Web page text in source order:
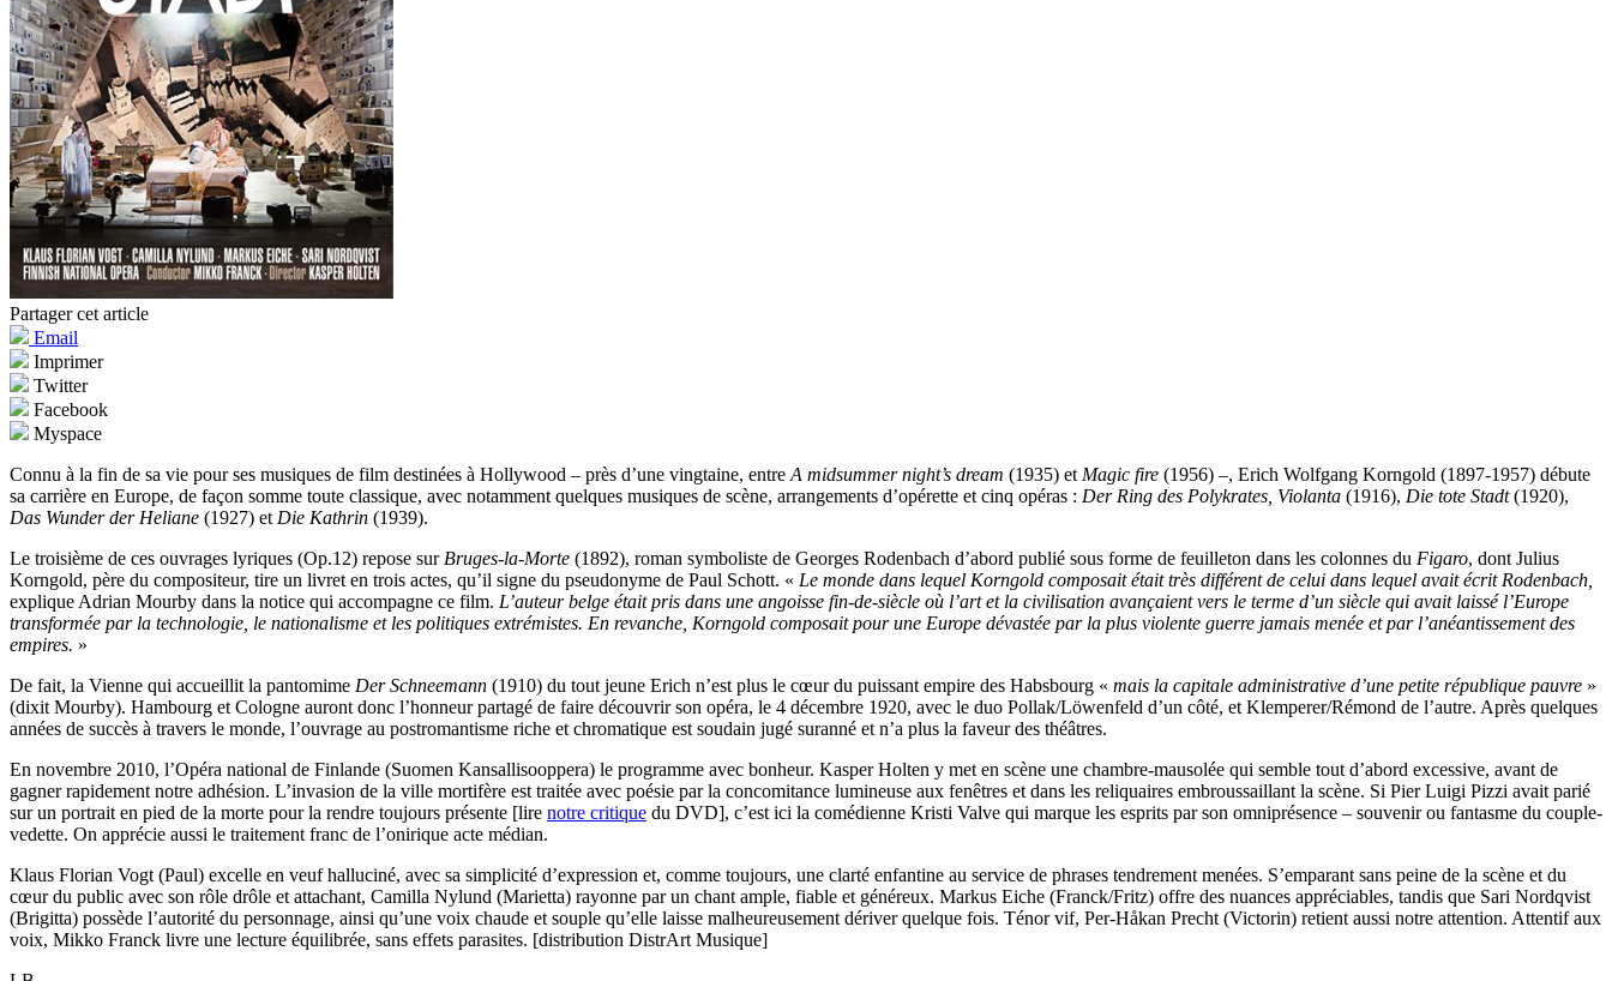
Partager cet article
Email
Imprimer
Twitter
Facebook
Myspace
Connu à la fin de sa vie pour ses musiques de film destinées à Hollywood – près d’une vingtaine, entre A midsummer night’s dream (1935) et Magic fire (1956) –, Erich Wolfgang Korngold (1897-1957) débute
sa carrière en Europe, de façon somme toute classique, avec notamment quelques musiques de scène, arrangements d’opérette et cinq opéras : Der Ring des Polykrates, Violanta (1916), Die tote Stadt(1920),
Das Wunder der Heliane (1927) et Die Kathrin (1939).
Le troisième de ces ouvrages lyriques (Op.12) repose sur Bruges-la-Morte (1892), roman symboliste de Georges Rodenbach d’abord publié sous forme de feuilleton dans les colonnes du Figaro, dont Julius
Korngold, père du compositeur, tire un livret en trois actes, qu’il signe du pseudonyme de Paul Schott. « Le monde dans lequel Korngold composait était très différent de celui dans lequel avait écrit Rodenbach,
explique Adrian Mourby dans la notice qui accompagne ce film. L’auteur belge était pris dans une angoisse fin-de-siècle où l’art et la civilisation avançaient vers le terme d’un siècle qui avait laissé l’Europe
transformée par la technologie, le nationalisme et les politiques extrémistes. En revanche, Korngold composait pour une Europe dévastée par la plus violente guerre jamais menée et par l’anéantissement des
empires. »
De fait, la Vienne qui accueillit la pantomime Der Schneemann (1910) du tout jeune Erich n’est plus le cœur du puissant empire des Habsbourg « mais la capitale administrative d’une petite république pauvre »
(dixit Mourby). Hambourg et Cologne auront donc l’honneur partagé de faire découvrir son opéra, le 4 décembre 1920, avec le duo Pollak/Löwenfeld d’un côté, et Klemperer/Rémond de l’autre. Après quelques
années de succès à travers le monde, l’ouvrage au postromantisme riche et chromatique est soudain jugé suranné et n’a plus la faveur des théâtres.
En novembre 2010, l’Opéra national de Finlande (Suomen Kansallisooppera) le programme avec bonheur. Kasper Holten y met en scène une chambre-mausolée qui semble tout d’abord excessive, avant de
gagner rapidement notre adhésion. L’invasion de la ville mortifère est traitée avec poésie par la concomitance lumineuse aux fenêtres et dans les reliquaires embroussaillant la scène. Si Pier Luigi Pizzi avait parié
sur un portrait en pied de la morte pour la rendre toujours présente [lire notre critique du DVD], c’est ici la comédienne Kristi Valve qui marque les esprits par son omniprésence – souvenir ou fantasme du couple-
vedette. On apprécie aussi le traitement franc de l’onirique acte médian.
Klaus Florian Vogt (Paul) excelle en veuf halluciné, avec sa simplicité d’expression et, comme toujours, une clarté enfantine au service de phrases tendrement menées. S’emparant sans peine de la scène et du
cœur du public avec son rôle drôle et attachant, Camilla Nylund (Marietta) rayonne par un chant ample, fiable et généreux. Markus Eiche (Franck/Fritz) offre des nuances appréciables, tandis que Sari Nordqvist
(Brigitta) possède l’autorité du personnage, ainsi qu’une voix chaude et souple qu’elle laisse malheureusement dériver quelque fois. Ténor vif, Per-Håkan Precht (Victorin) retient aussi notre attention. Attentif aux
voix, Mikko Franck livre une lecture équilibrée, sans effets parasites. [distribution DistrArt Musique]